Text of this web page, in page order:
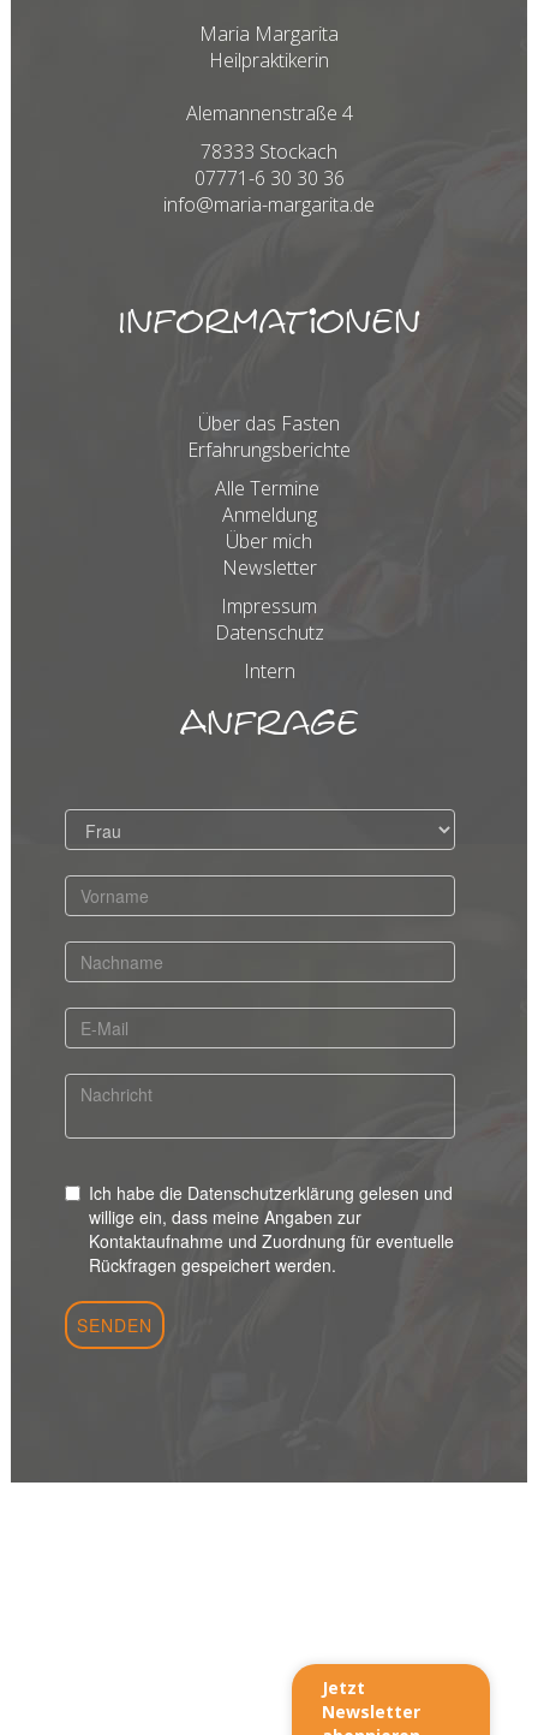
Maria Margarita
Heilpraktikerin
Alemannenstraße 4
78333 Stockach
07771-6 30 30 36
info@maria-margarita.de
Informationen
Über das Fasten
Erfahrungsberichte
Alle Termine
Anmeldung
Über mich
Newsletter
Impressum
Datenschutz
Intern
Anfrage
Jetzt
Newsletter